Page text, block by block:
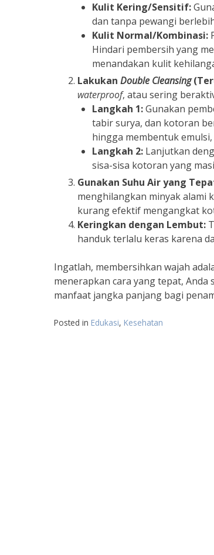
Kulit Kering/Sensitif:
dan tanpa pewangi
Kulit Normal/Kombinasi:
Hindari pembersih yang
menandakan kulit
Lakukan Double Cleansing
waterproof, atau sering
Langkah 1:Gunakan
tabir surya, dan kotoran
hingga membentuk
Langkah 2: Lanjutkan
sisa-sisa kotoran yang
Gunakan Suhu Air yang
menghilangkan minyak alami
kurang efektif mengangkat
Keringkan dengan Lembut:
handuk terlalu keras karena
Ingatlah, membersihkan wajah
menerapkan cara yang tepat,
manfaat jangka panjang bagi
Posted in Edukasi, Kesehatan